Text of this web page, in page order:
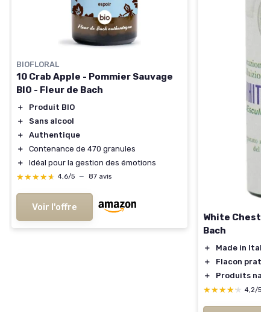
BIOFLORAL
10 Crab Apple - Pommier Sauvage
BIO - Fleur de Bach
＋
Produit BIO
＋
Sans alcool
＋
Authentique
＋
Contenance de 470 granules
＋
Idéal pour la gestion des émotions
★★★★★
★★★★★ 4,6/5 — 87 avis
Voir l'offre
White
Bach
＋
Made in Italy
＋
Flacon
＋
Produits
★★★★★
★★★★★ 4,2/5